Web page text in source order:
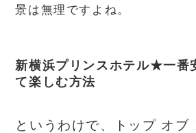
景は無理ですよね。
新横浜プリンスホテル★一番
て楽しむ方法
というわけで、トップ オブ